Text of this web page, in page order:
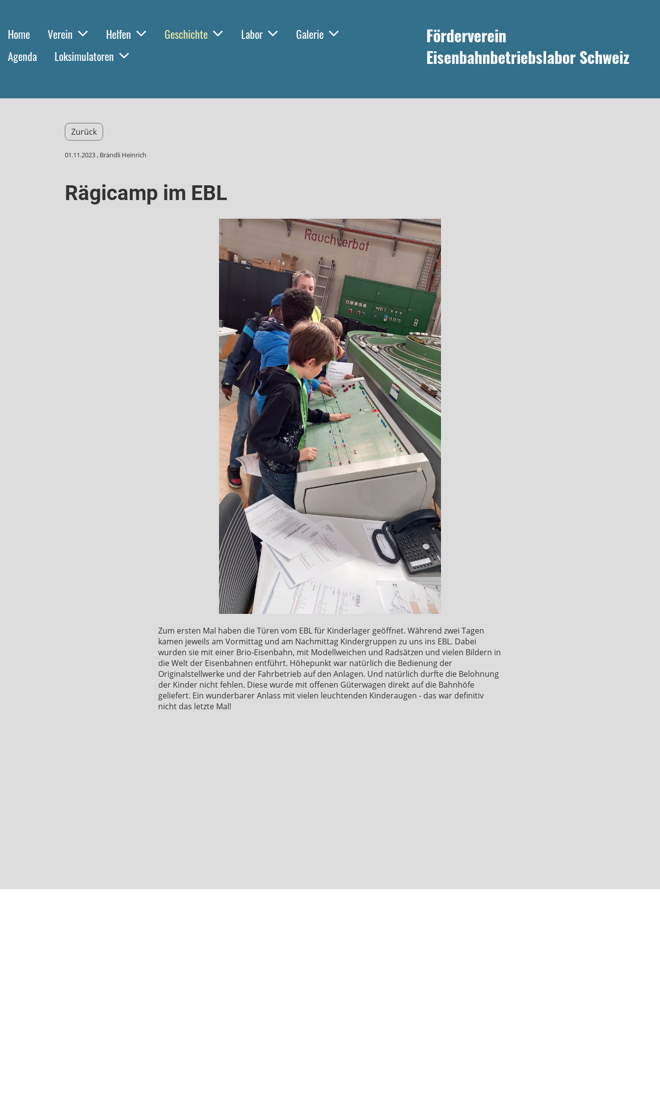
Home Verein Helfen Geschichte Labor
Galerie
Agenda
Loksimulatoren
Förderverein
Eisenbahnbetriebslabor Schweiz
Zurück
01.11.2023, Brändli Heinrich
Rägicamp im EBL
Zum ersten Mal haben die Türen vom EBL für Kinderlager geöffnet. Während zwei Tagen
kamen jeweils am Vormittag und am Nachmittag Kindergruppen zu uns ins EBL. Dabei
wurden sie mit einer Brio-Eisenbahn, mit Modellweichen und Radsätzen und vielen Bildern in
die Welt der Eisenbahnen entführt. Höhepunkt war natürlich die Bedienung der
Originalstellwerke und der Fahrbetrieb auf den Anlagen. Und natürlich durfte die Belohnung
der Kinder nicht fehlen. Diese wurde mit offenen Güterwagen direkt auf die Bahnhöfe
geliefert. Ein wunderbarer Anlass mit vielen leuchtenden Kinderaugen - das war definitiv
nicht das letzte Mal!